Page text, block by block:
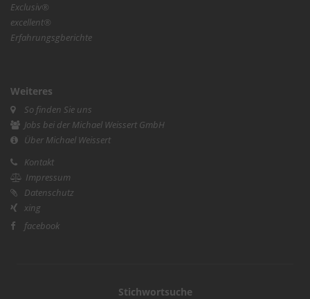
Exclusiv®
excellent®
Erfahrungsgberichte
Weiteres
So finden Sie uns
Jobs bei der Michael Weissert GmbH
Über Michael Weissert
Kontakt
Impressum
Datenschutz
xing
facebook
Stichwortsuche